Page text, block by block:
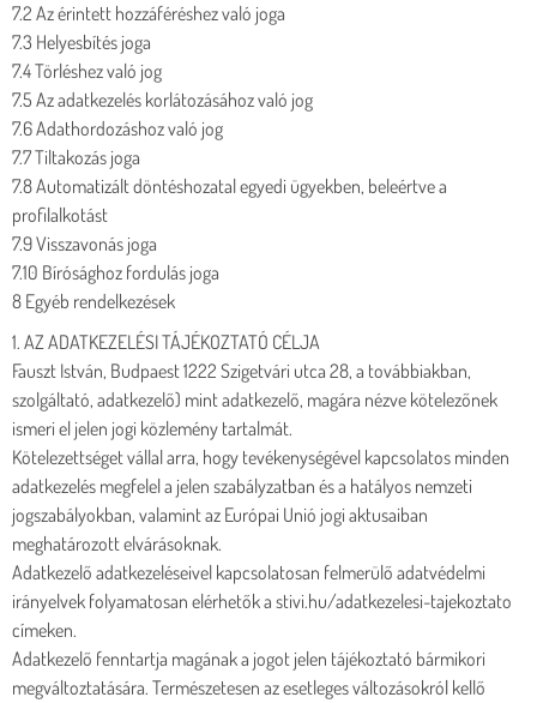
7.2 Az érintett hozzáféréshez való joga
7.3 Helyesbítés joga
7.4 Törléshez való jog
7.5 Az adatkezelés korlátozásához való jog
7.6 Adathordozáshoz való jog
7.7 Tiltakozás joga
7.8 Automatizált döntéshozatal egyedi ügyekben, beleértve a
profilalkotást
7.9 Visszavonás joga
7.10 Bírósághoz fordulás joga
8 Egyéb rendelkezések
1. AZ ADATKEZELÉSI TÁJÉKOZTATÓ CÉLJA
Fauszt István, Budpaest 1222 Szigetvári utca 28, a továbbiakban,
szolgáltató, adatkezelő) mint adatkezelő, magára nézve kötelezőnek
ismeri el jelen jogi közlemény tartalmát.
Kötelezettséget vállal arra, hogy tevékenységével kapcsolatos minden
adatkezelés megfelel a jelen szabályzatban és a hatályos nemzeti
jogszabályokban, valamint az Európai Unió jogi aktusaiban
meghatározott elvárásoknak.
Adatkezelő adatkezeléseivel kapcsolatosan felmerülő adatvédelmi
irányelvek folyamatosan elérhetők a stivi.hu/adatkezelesi-tajekoztato
címeken.
Adatkezelő fenntartja magának a jogot jelen tájékoztató bármikori
megváltoztatására. Természetesen az esetleges változásokról kellő